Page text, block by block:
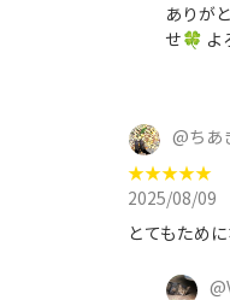
ありが
せ🍀 よ
@ちあ
★★★★★
2025/08/09
とてもため
@